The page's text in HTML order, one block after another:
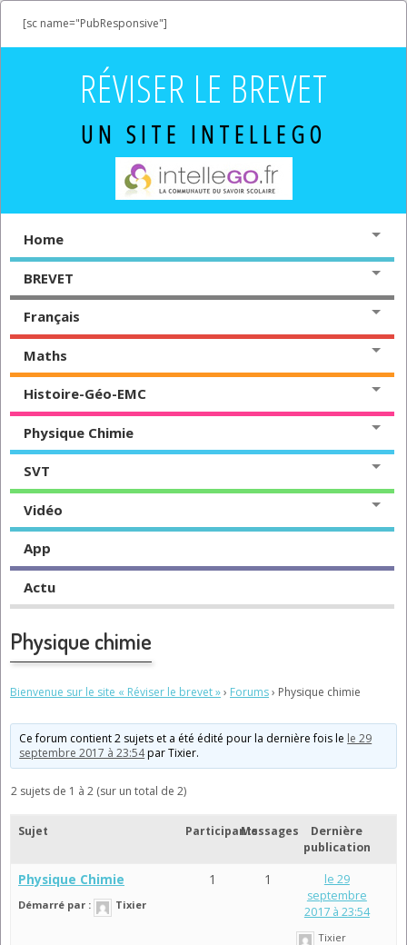
[sc name="PubResponsive"]
RÉVISER LE BREVET
UN SITE INTELLEGO
Home
BREVET
Français
Maths
Histoire-Géo-EMC
Physique Chimie
SVT
Vidéo
App
Actu
Physique chimie
Bienvenue sur le site « Réviser le brevet »› Forums› Physique chimie
Ce forum contient 2 sujets et a été édité pour la dernière fois le le 29
septembre 2017 à 23:54parTixier.
2 sujets de 1 à 2 (sur un total de 2)
Sujet ParticipantsMessages
Dernière
publication
Physique Chimie
Démarré par : Tixier
1 1
le 29
septembre
2017 à 23:54
Tixier